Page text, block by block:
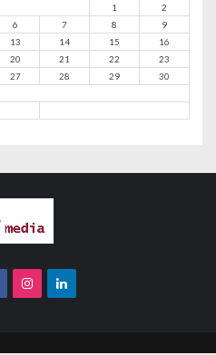
1
2
6 7 8
9
13 14 15
16
20 21 22
23
27 28 29
30